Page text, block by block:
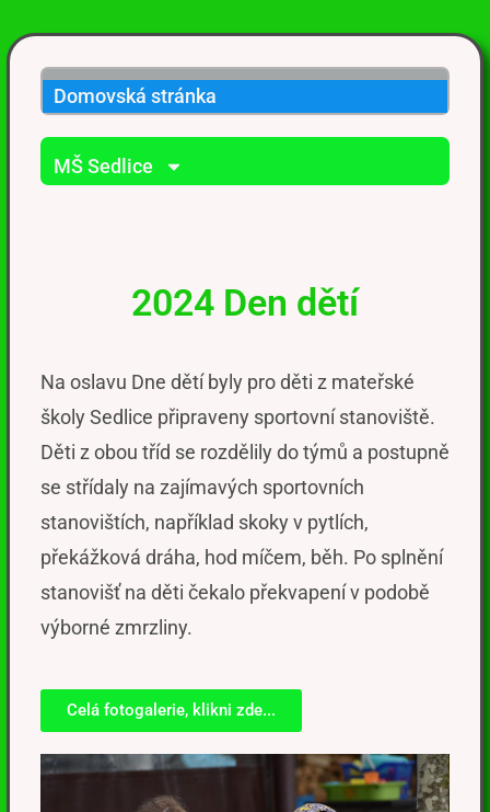
Domovská stránka
MŠ Sedlice
2024 Den dětí
Na oslavu Dne dětíbyly proděti z mateřské
školy Sedlice připraveny sportovní stanoviště.
Děti z obou tříd se rozdělily do týmů a postupně
se střídaly na zajímavých sportovních
stanovištích, například skoky v pytlích,
překážková dráha, hod míčem, běh. Po splnění
stanovišť na děti čekalo překvapení v podobě
výborné zmrzliny.
Celá fotogalerie, klikni zde...